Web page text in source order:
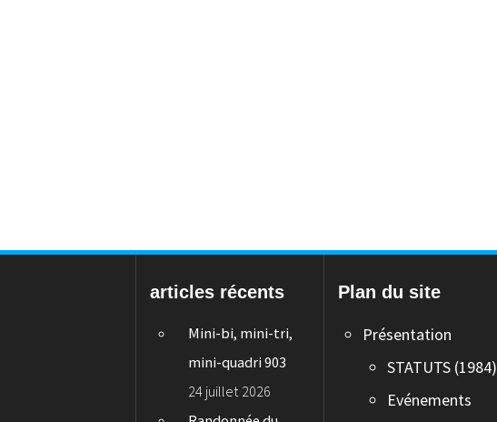
articles récents
Mini-bi, mini-tri,
mini-quadri 903
24 juillet 2026
Plan du site
Présentation
STATUTS (1984)
Evénements